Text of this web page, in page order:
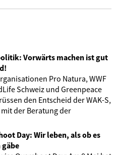
Vorwärts machen ist gut
Pro Natura, WWF
Schweiz und Greenpeace
den Entscheid der WAK-S,
mit der Beratung der
Day: Wir leben, als ob es
gäbe